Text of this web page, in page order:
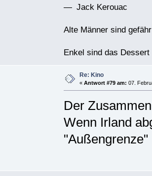
— Jack Kerouac
Alte Männer sind
Enkel sind das Dessert
Re: Kino
« Antwort #79 am: 07.
Der
Wenn Irland